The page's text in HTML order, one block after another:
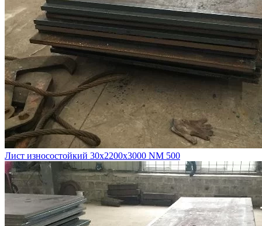
Лист износостойкий 30х2200х3000 NM 500